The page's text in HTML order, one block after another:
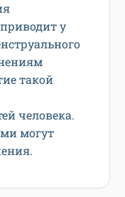
у
такой
человека.
могут